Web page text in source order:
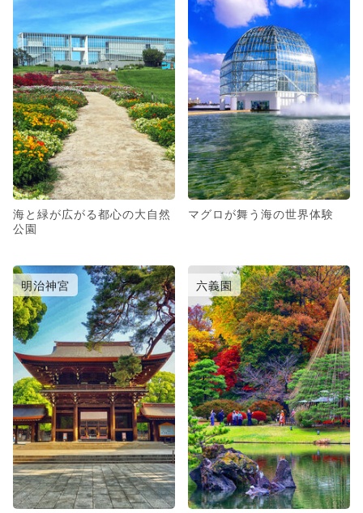
海と緑が広がる都心の大自然
公園
マグロが舞う海の世界体験
明治神宮 六義園